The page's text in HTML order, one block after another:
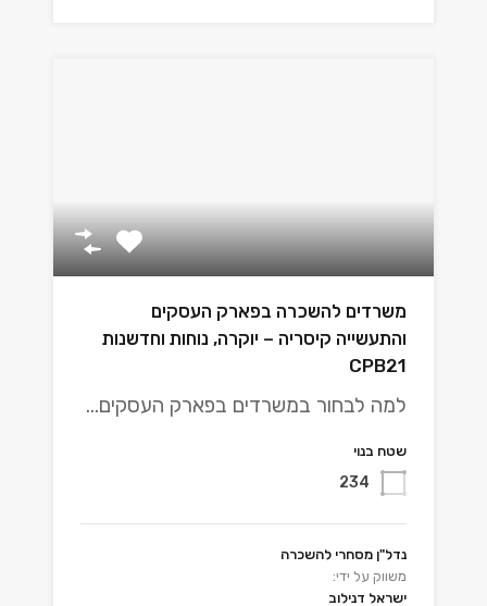
משרדים להשכרה בפארק העסקים
והתעשייה קיסריה – יוקרה, נוחות וחדשנות
CPB21
למה לבחור במשרדים בפארק העסקים…
שטח בנוי
234
נדל"ן מסחרי להשכרה
משווק על ידי:
ישראל דנילוב